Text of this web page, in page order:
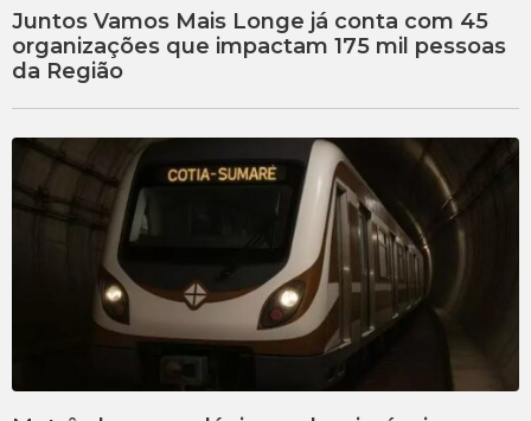
Juntos Vamos Mais Longe já conta com 45
organizações que impactam 175 mil pessoas
da Região